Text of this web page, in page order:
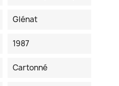
Glénat
1987
Cartonné